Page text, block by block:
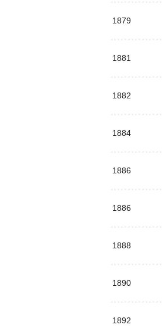
1879
1881
1882
1884
1886
1886
1888
1890
1892